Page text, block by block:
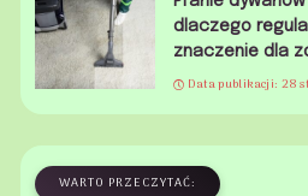
dlaczego
znaczenie dla
Data publikacji: 28
WARTO PRZECZYTAĆ: